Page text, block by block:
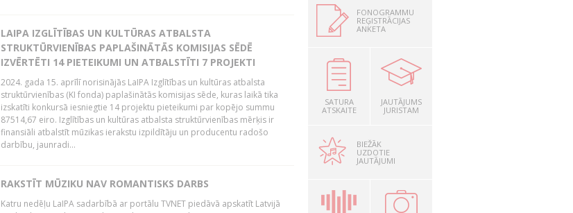
LAIPA IZGLĪTĪBAS UN KULTŪRAS ATBALSTA
STRUKTŪRVIENĪBAS PAPLAŠINĀTĀS KOMISIJAS SĒDĒ
IZVĒRTĒTI 14 PIETEIKUMI UN ATBALSTĪTI 7 PROJEKTI
2024. gada 15. aprīlī norisinājās LaIPA Izglītības un kultūras atbalsta
struktūrvienības (KI fonda) paplašinātās komisijas sēde, kuras laikā tika
izskatīti konkursā iesniegtie 14 projektu pieteikumi par kopējo summu
87514,67 eiro. Izglītības un kultūras atbalsta struktūrvienības mērķis ir
finansiāli atbalstīt mūzikas ierakstu izpildītāju un producentu radošo
darbību, jaunradi...
RAKSTĪT MŪZIKU NAV ROMANTISKS DARBS
Katru nedēļu LaIPA sadarbībā ar portālu TVNET piedāvā apskatīt Latvijā
FONOGRAMMU
REĢISTRĀCIJAS
ANKETA
SATURA
ATSKAITE
JAUTĀJUMS
JURISTAM
BIEŽĀK
UZDOTIE
JAUTĀJUMI